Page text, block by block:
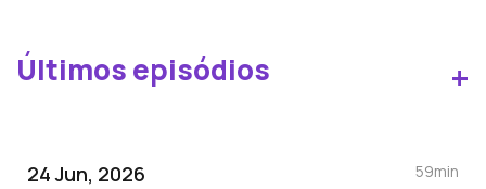
Últimos episódios +
24 Jun, 2026
59min